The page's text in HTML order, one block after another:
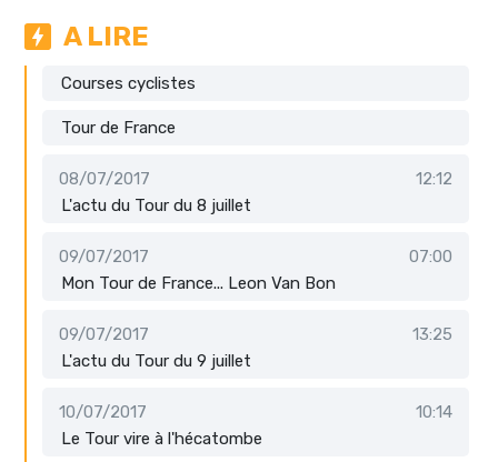
A LIRE
Courses cyclistes
Tour de France
08/07/2017
12:12
L'actu du Tour du 8 juillet
09/07/2017
07:00
Mon Tour de France... Leon Van Bon
09/07/2017
13:25
L'actu du Tour du 9 juillet
10/07/2017
10:14
Le Tour vire à l'hécatombe